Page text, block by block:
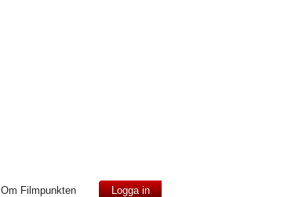
Om Filmpunkten Logga in